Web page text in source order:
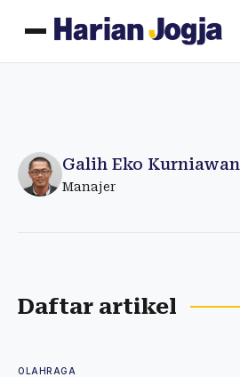
Galih Eko Kurniawan
Manajer
Daftar artikel
OLAHRAGA